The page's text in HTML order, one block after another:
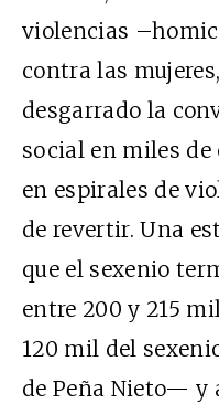
violencias
contra las
desgarrado la
social en miles
en espirales de
de revertir. Una
que el sexenio
entre 200 y 215
120 mil del
de Peña Nieto— y